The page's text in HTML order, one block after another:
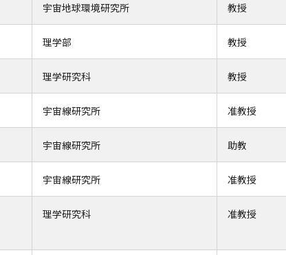
宇宙地球環境研究所 教授
理学部 教授
理学研究科 教授
宇宙線研究所 准教授
宇宙線研究所 助教
宇宙線研究所 准教授
理学研究科 准教授